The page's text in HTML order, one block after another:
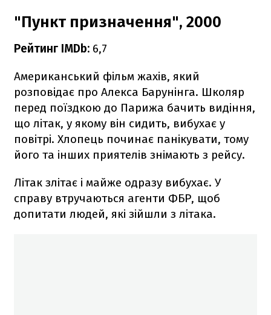
"Пункт призначення", 2000
Рейтинг IMDb: 6,7
Американський фільм жахів, який
розповідає про Алекса Барунінга. Школяр
перед поїздкою до Парижа бачить видіння,
що літак, у якому він сидить, вибухає у
повітрі. Хлопець починає панікувати, тому
його та інших приятелів знімають з рейсу.
Літак злітає і майже одразу вибухає. У
справу втручаються агенти ФБР, щоб
допитати людей, які зійшли з літака.